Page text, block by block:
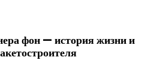
фон — история жизни и